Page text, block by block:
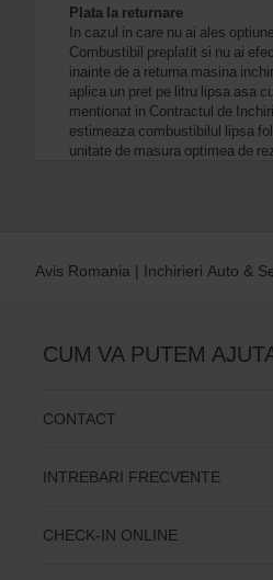
Plata la returnare
In cazul in care nu ai ales
Combustibil preplatit si nu ai
inainte de a returna masina
aplica un pret pe litru lipsa asa
mentionat in Contractul de
estimeaza combustibilul lipsa
unitate de masura optimea de
Avis Romania | Inchirieri Auto &
CUM VA PUTEM
CONTACT
INTREBARI FRECVENTE
CHECK-IN ONLINE